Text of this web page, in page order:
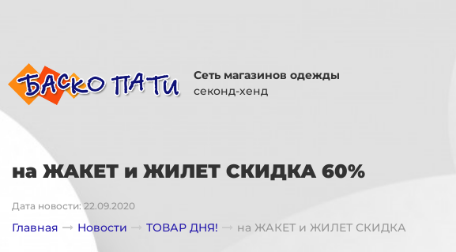
Сеть магазинов одежды
секонд-хенд
на ЖАКЕТ и ЖИЛЕТ СКИДКА 60%
Дата новости: 22.09.2020
Главная Новости ТОВАР ДНЯ! на ЖАКЕТ и ЖИЛЕТ СКИДКА